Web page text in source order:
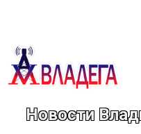
Новости